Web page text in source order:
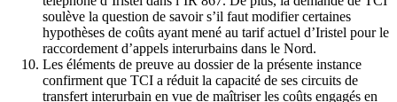
soulève la question de savoir s’il faut modifier certaines
hypothèses de coûts ayant mené au tarif actuel d’Iristel pour le
raccordement d’appels interurbains dans le Nord.
Les éléments de preuve au dossier de la présente instance
confirment que TCI a réduit la capacité de ses circuits de
transfert interurbain en vue de maîtriser les coûts engagés en